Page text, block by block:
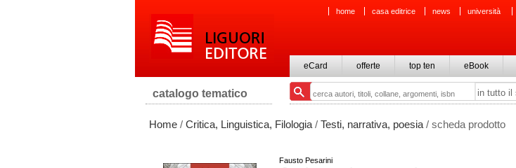
home casa editrice news università
eCard offerte top ten eBook
catalogo tematico
Home / Critica, Linguistica, Filologia / Testi, narrativa, poesia / scheda prodotto
Fausto Pesarini